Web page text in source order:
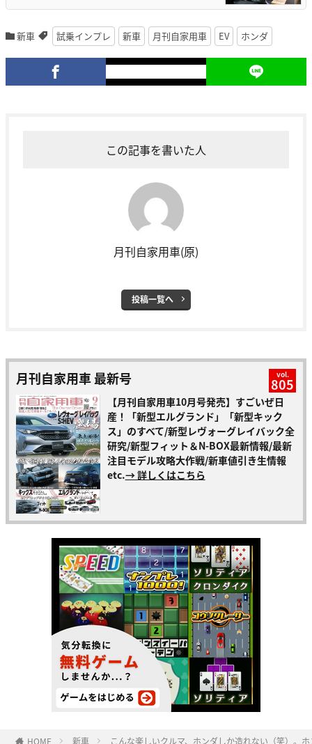
新車 試乗インプレ 新車 月刊自家用車 EV ホンダ
この記事を書いた人
月刊自家用車(原)
投稿一覧へ
月刊自家用車 最新号 vol.
805
【月刊自家用車10月号発売】すごいぜ日
産！「新型エルグランド」「新型キック
ス」のすべて/新型レヴォーグレイバック全
研究/新型フィット＆N-BOX最新情報/最新
注目モデル攻略大作戦/新車値引き生情報
etc.→ 詳しくはこちら
HOME 新車 こんな楽しいクルマ、ホンダしか造れない（笑）。